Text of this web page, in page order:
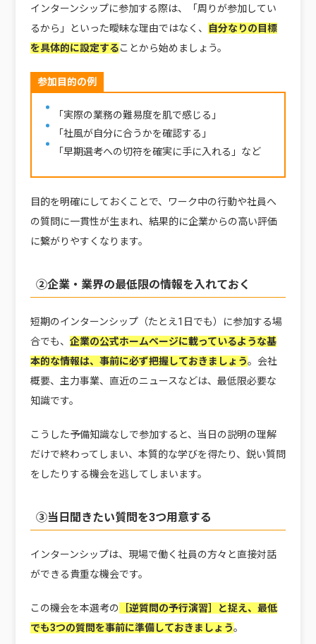
インターンシップに参加する際は、「周りが参加してい
るから」といった曖昧な理由ではなく、
自分なりの目標
を具体的に設定することから始めましょう。
参加目的の例
「実際の業務の難易度を肌で感じる」
「社風が自分に合うかを確認する」
「早期選考への切符を確実に手に入れる」など
目的を明確にしておくことで、ワーク中の行動や社員へ
の質問に一貫性が生まれ、結果的に企業からの高い評価
に繋がりやすくなります。
②企業・業界の最低限の情報を入れておく
短期のインターンシップ（たとえ1日でも）に参加する場
合でも、 企業の公式ホームページに載っているような基
本的な情報は、事前に必ず把握しておきましょう。会社
概要、主力事業、直近のニュースなどは、最低限必要な
知識です。
こうした予備知識なしで参加すると、当日の説明の理解
だけで終わってしまい、本質的な学びを得たり、鋭い質問
をしたりする機会を逃してしまいます。
③当日聞きたい質問を3つ用意する
インターンシップは、現場で働く社員の方々と直接対話
ができる貴重な機会です。
この機会を本選考の ［逆質問の予行演習］と捉え、最低
でも3つの質問を事前に準備しておきましょう。